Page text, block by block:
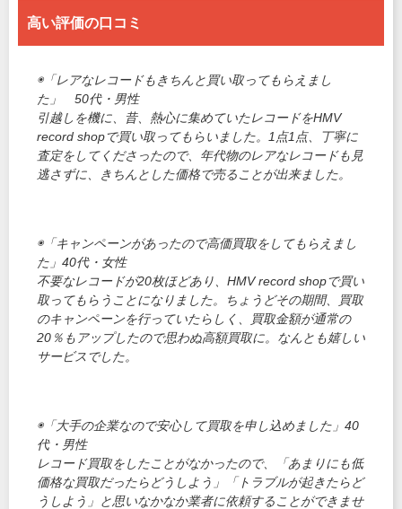
高い評価の口コミ
◉「レアなレコードもきちんと買い取ってもらえまし
た」 50代・男性
引越しを機に、昔、熱心に集めていたレコードをHMV
record shopで買い取ってもらいました。1点1点、丁寧に
査定をしてくださったので、年代物のレアなレコードも見
逃さずに、きちんとした価格で売ることが出来ました。
◉「キャンペーンがあったので高価買取をしてもらえまし
た」40代・女性
不要なレコードが20枚ほどあり、HMV record shopで買い
取ってもらうことになりました。ちょうどその期間、買取
のキャンペーンを行っていたらしく、買取金額が通常の
20％もアップしたので思わぬ高額買取に。なんとも嬉しい
サービスでした。
◉「大手の企業なので安心して買取を申し込めました」40
代・男性
レコード買取をしたことがなかったので、「あまりにも低
価格な買取だったらどうしよう」「トラブルが起きたらど
うしよう」と思いなかなか業者に依頼することができませ